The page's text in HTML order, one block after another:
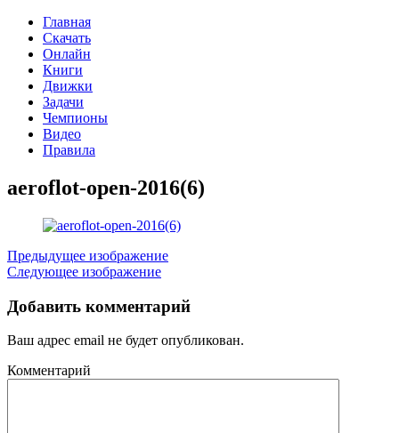
Главная
Скачать
Онлайн
Книги
Движки
Задачи
Чемпионы
Видео
Правила
aeroflot-open-2016(6)
Предыдущее изображение
Следующее изображение
Добавить комментарий
Ваш адрес email не будет опубликован.
Комментарий